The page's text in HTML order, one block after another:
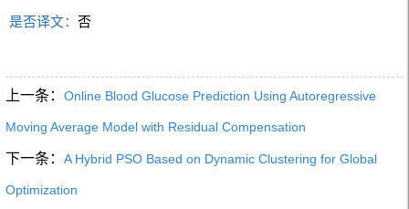
是否译文：否
上一条： Online Blood Glucose Prediction Using Autoregressive
Moving Average Model with Residual Compensation
下一条： A Hybrid PSO Based on Dynamic Clustering for Global
Optimization